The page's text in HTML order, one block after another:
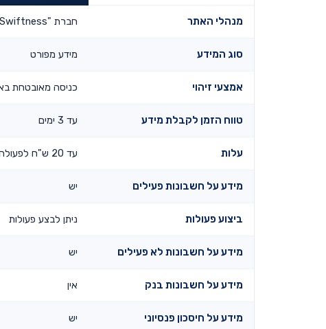
מנהלי האתר חברת "Swiftness" ובפיקוח משרד האוצר
סוג המידע מידע מפורט
אמצעי זיהוי כניסה מאובטחת
טווח הזמן לקבלת מידע עד 3 ימים
עלות עד 20 ש"ח לפעולה
מידע על חשבונות פעילים יש
ביצוע פעולות ניתן לבצע פעולות
מידע על חשבונות לא פעילים יש
מידע על חשבונות בנק אין
מידע על חיסכון פנסיוני יש